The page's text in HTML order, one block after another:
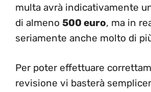
multa avrà indicativamente
di almeno 500 euro, ma in
seriamente anche molto di
Per poter effettuare
revisione vi basterà